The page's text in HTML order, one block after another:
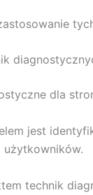
dla
jest
użytkowników.
technik